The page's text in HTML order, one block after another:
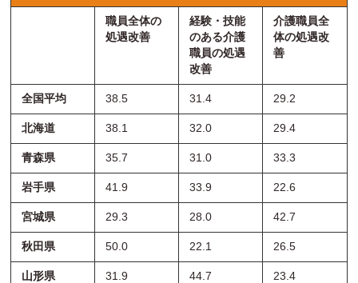
職員全体の
処遇改善
経験・技能
のある介護
職員の処遇
改善
介護職員全
体の処遇改
善
全国平均 38.5 31.4 29.2
北海道 38.1 32.0 29.4
青森県 35.7 31.0 33.3
岩手県 41.9 33.9 22.6
宮城県 29.3 28.0 42.7
秋田県 50.0 22.1 26.5
山形県 31.9 44.7 23.4